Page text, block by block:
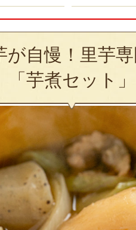
が自慢！里芋
「芋煮セット」